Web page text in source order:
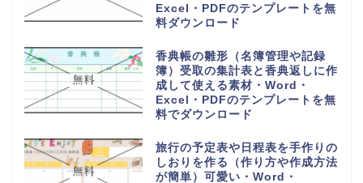
かわいい）勉強や学習と習い事・
Word・Excel・PDFのテンプレ
手作りで作れるおしゃれでかわい
い座席表（小学生・小学校の席一
覧）作るのが簡単・Word・
Excel・PDFのテンプレートを無
6列に30人の小学校の教室で使え
る座席表（作成方法簡単・手書き